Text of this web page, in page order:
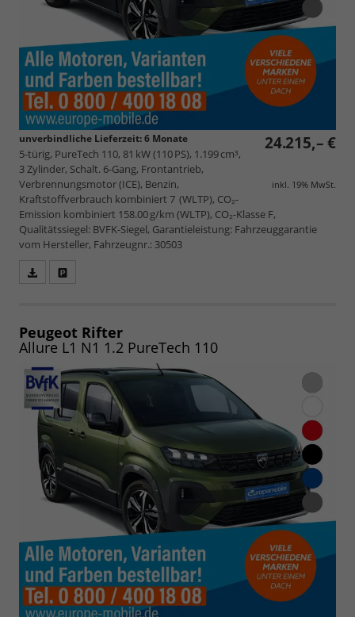
24.215,– €
inkl. 19% MwSt.
unverbindliche Lieferzeit:6 Monate
5-türig, PureTech 110, 81 kW (110 PS), 1.199 cm³,
3 Zylinder, Schalt. 6-Gang, Frontantrieb,
Verbrennungsmotor (ICE), Benzin,
Kraftstoffverbrauch kombiniert 7 (WLTP), CO₂-
Emission kombiniert 158.00 g/km (WLTP), CO₂-Klasse F,
Qualitätssiegel: BVFK-Siegel, Garantieleistung: Fahrzeuggarantie
vom Hersteller, Fahrzeugnr.: 30503
speichern/drucken
Peugeot Rifter
Allure L1 N1 1.2 PureTech 110